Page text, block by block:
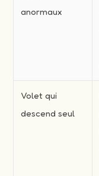
anormaux
Volet qui
descend seul